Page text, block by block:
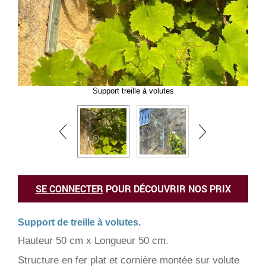
Support treille à volutes
SE CONNECTER POUR DÉCOUVRIR NOS PRIX
Support de treille à volutes.
Hauteur 50 cm x Longueur 50 cm.
Structure en fer plat et cornière montée sur volute